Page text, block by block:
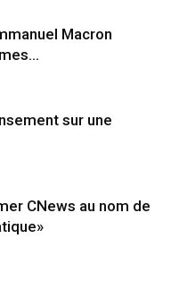
Macron
sur une
CNews au nom de